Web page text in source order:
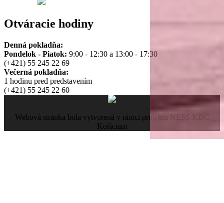
Otváracie hodiny
Denná pokladňa:
Pondelok - Piatok: 9:00 - 12:30 a 13:00 - 17:30
(+421) 55 245 22 69
Večerná pokladňa:
1 hodinu pred predstavením
(+421) 55 245 22 60
Webová stránka bola vytvorená v rámci projektu NESS KDC
Košiciam